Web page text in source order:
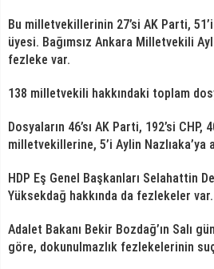
Bu milletvekillerinin 27’si AK Parti, 51’i
üyesi. Bağımsız Ankara Milletvekili
fezleke var.
138 milletvekili hakkındaki toplam
Dosyaların 46’sı AK Parti, 192’si CHP,
milletvekillerine, 5’i Aylin Nazlıaka’ya
HDP Eş Genel Başkanları Selahattin
Yüksekdağ hakkında da fezlekeler var.
Adalet Bakanı Bekir Bozdağ’ın Salı
göre, dokunulmazlık fezlekelerinin